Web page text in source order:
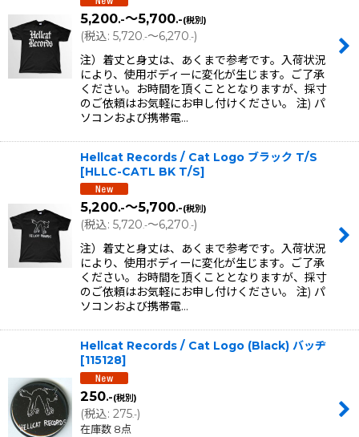
5,200.-～5,700.-(税別)
(税込: 5,720.-～6,270.-)
注）着丈と身丈は、あくまで参考です。入荷状況
により、使用ボディーに変化が生じます。ご了承
ください。お時間を頂くこととなりますが、採寸
のご依頼はお気軽にお申し付けください。 注) パ
ソコンおよび携帯電…
Hellcat Records / Cat Logo ブラック T/S
[HLLC-CATL BK T/S]
5,200.-～5,700.-(税別)
(税込: 5,720.-～6,270.-)
注）着丈と身丈は、あくまで参考です。入荷状況
により、使用ボディーに変化が生じます。ご了承
ください。お時間を頂くこととなりますが、採寸
のご依頼はお気軽にお申し付けください。 注) パ
ソコンおよび携帯電…
Hellcat Records / Cat Logo (Black) バッヂ
[115128]
250.-(税別)
(税込: 275.-)
在庫数 8点